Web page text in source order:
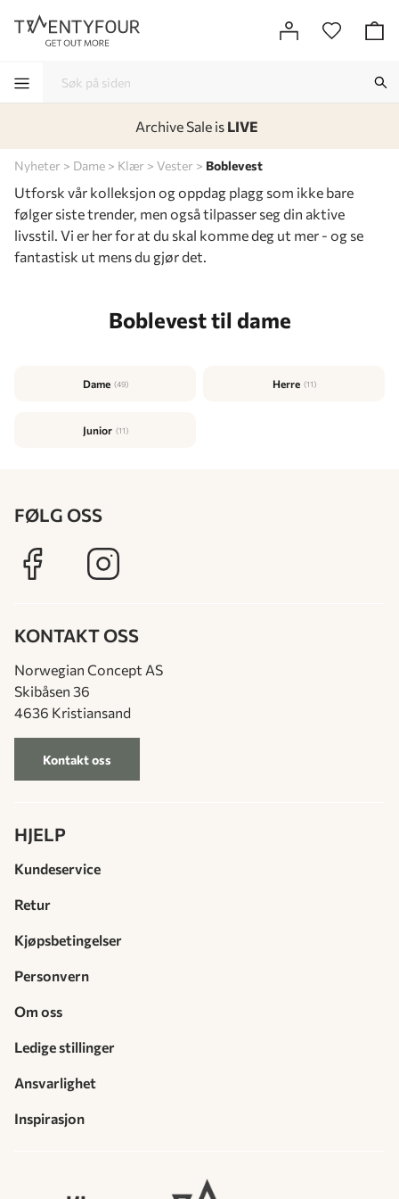
Nyheter Dame Klær Vester Boblevest
Utforsk vår kolleksjon og oppdag plagg som ikke bare
følger siste trender, men også tilpasser seg din aktive
livsstil. Vi er her for at du skal komme deg ut mer - og se
fantastisk ut mens du gjør det.
Boblevest til dame
Dame (49) Herre (11)
Junior (11)
FØLG OSS
KONTAKT OSS
Norwegian Concept AS
Skibåsen 36
4636 Kristiansand
Kontakt oss
HJELP
Kundeservice
Retur
Kjøpsbetingelser
Personvern
Om oss
Ledige stillinger
Ansvarlighet
Inspirasjon
Archive Sale is LIVE
-
-
-
-